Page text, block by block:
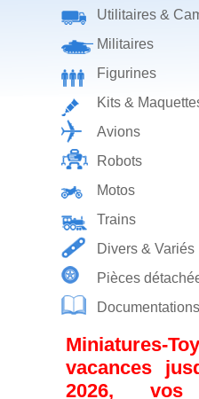
Utilitaires &
Militaires
Figurines
Kits &
Avions
Robots
Motos
Trains
Divers & Variés
Pièces
Documentations
vacances
2026, vos